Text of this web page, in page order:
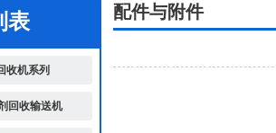
表
收机系列
回收输送机
配件与附件